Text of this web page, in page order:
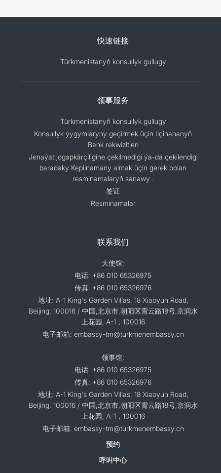
快速链接
Türkmenistanyň konsullyk gullugy
领事服务
Türkmenistanyň konsullyk gullugy
Konsullyk ýygymlaryny geçirmek üçin Ilçihananyň
Bank rekwizitleri
Jenaýat jogapkärçiligine çekilmedigi ýa-da çekilendigi
baradaky Kepilnamany almak üçin gerek bolan
resminamalaryň sanawy .
签证
Resminamalar
联系我们
大使馆:
电话: +86 010 65326975
传真: +86 010 65326976
地址: A-1 King's Garden Villas, 18 Xiaoyun Road,
Beijing, 100016 / 中国,北京市,朝阳区霄云路18号,京润水
上花园, A-1，100016
电子邮箱: embassy-tm@turkmenembassy.cn
领事馆:
电话: +86 010 65326975
传真: +86 010 65326976
地址: A-1 King's Garden Villas, 18 Xiaoyun Road,
Beijing, 100016 / 中国,北京市,朝阳区霄云路18号,京润水
上花园, A-1，100016
电子邮箱: embassy-tm@turkmenembassy.cn
预约
呼叫中心